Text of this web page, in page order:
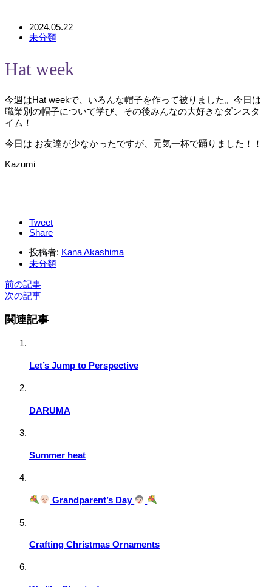
2024.05.22
未分類
Hat week
今週はHat weekで、いろんな帽子を作って被りました。今日は
職業別の帽子について学び、その後みんなの大好きなダンスタ
イム！
今日は お友達が少なかったですが、元気一杯で踊りました！！
Kazumi
Tweet
Share
投稿者: Kana Akashima
未分類
前の記事
次の記事
関連記事
Let’s Jump to Perspective
DARUMA
Summer heat
Grandparent’s Day
Crafting Christmas Ornaments